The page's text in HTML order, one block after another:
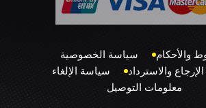
والأحكام
سياسة الخصوصية
والاسترداد
سياسة الإلغاء
معلومات التوصيل